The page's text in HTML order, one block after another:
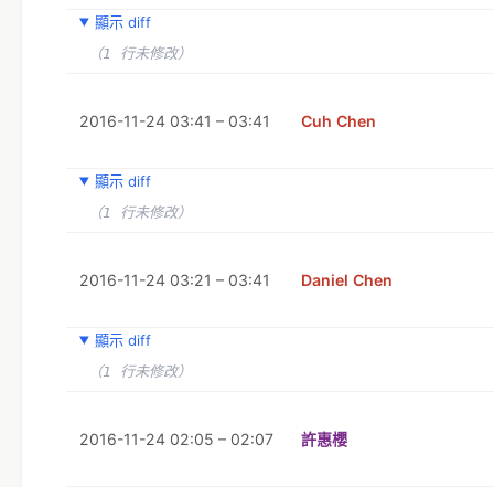
顯示 diff
（1 行未修改）
2016-11-24 03:41 – 03:41 Cuh Chen
顯示 diff
（1 行未修改）
2016-11-24 03:21 – 03:41 Daniel Chen
顯示 diff
（1 行未修改）
2016-11-24 02:05 – 02:07 許惠櫻